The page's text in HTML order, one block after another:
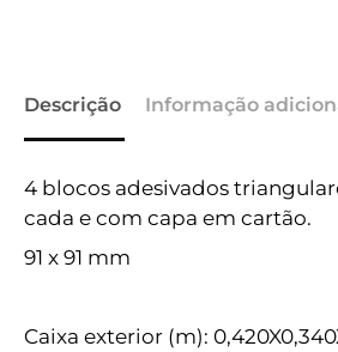
Descrição Informação
4 blocos adesivados
cada e com capa em cartão.
91 x 91 mm
Caixa exterior (m):